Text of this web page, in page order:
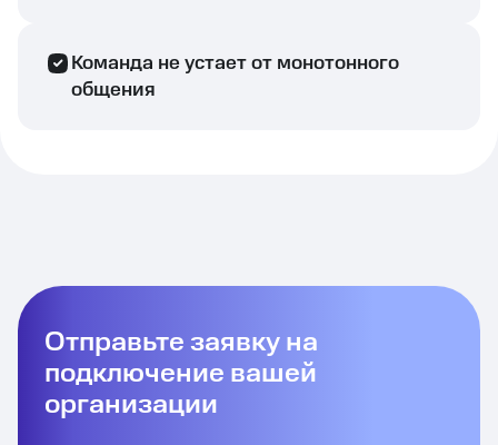
Команда не устает от монотонного
общения
Отправьте заявку на
подключение вашей
организации